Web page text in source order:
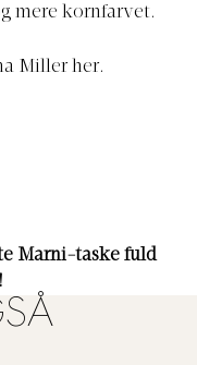
mere kornfarvet.
Miller her.
Marni-taske fuld